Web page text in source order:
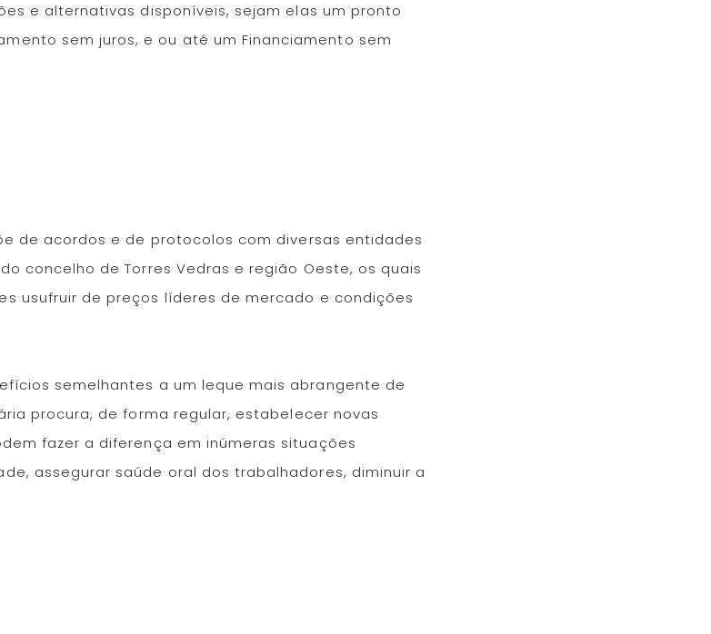
e alternativas disponíveis, sejam elas um pronto
sem juros, e ou até um Financiamento sem
de acordos e de protocolos com diversas entidades
concelho de Torres Vedras e região Oeste, os quais
usufruir de preços líderes de mercado e condições
semelhantes a um leque mais abrangente de
procura, de forma regular, estabelecer novas
fazer a diferença em inúmeras situações
assegurar saúde oral dos trabalhadores, diminuir a